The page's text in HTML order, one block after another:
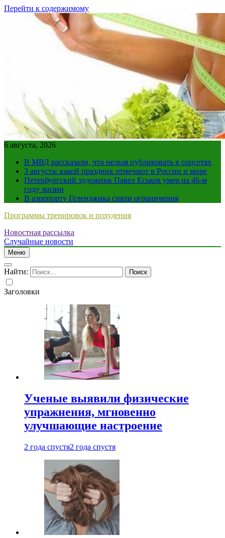
Перейти к содержимому
6 августа, 2026
В МВД рассказали, что нельзя публиковать в соцсетях
3 августа: какой праздник отмечают в России и мире
Петербургский художник Павел Еськов умер на 46-м
году жизни
В аэропорту Геленджика сняли ограничения
Программы тренировок и похудения
Новостная рассылка
Случайные новости
Меню
Найти:
Заголовки
Ученые выявили физические
упражнения, мгновенно
улучшающие настроение
2 года спустя2 года спустя